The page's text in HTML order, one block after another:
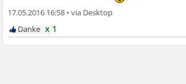
17.05.2016 16:58 •
x 1